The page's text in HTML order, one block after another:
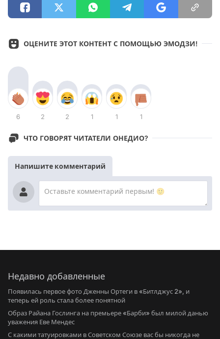
ОЦЕНИТЕ ЭТОТ КОНТЕНТ С ПОМОЩЬЮ ЭМОДЗИ!
6 2 2 1 1 1
ЧТО ГОВОРЯТ ЧИТАТЕЛИ ОНЕДИО?
Напишите комментарий
Недавно добавленные
Появилась первое фото Дженны Ортеги в «Битлджус 2», и
теперь ей роль стала более понятной
Образ Райана Гослинга на премьере «Барби» был милой данью
уважения Еве Мендес
С какими татуировками в Советском Союзе вас бы никогда не